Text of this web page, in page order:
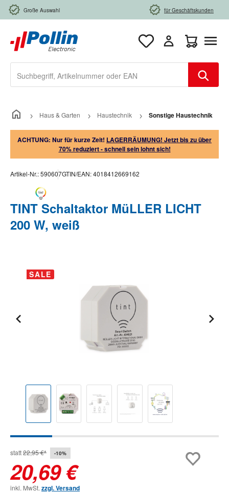
Zum Hauptinhalt springen
Große Auswahl für Geschäftskunden
Haus & Garten Haustechnik Sonstige Haustechnik
ACHTUNG: Nur für kurze Zeit! LAGERRÄUMUNG! Jetzt bis zu über
70% reduziert - schnell sein lohnt sich!
Artikel-Nr.:590607GTIN/EAN:4018412669162
TINT Schaltaktor MüLLER LICHT
200 W, weiß
Bildergalerie überspringen
SALE
statt22,95 €* -10%
20,69 €
inkl. MwSt. zzgl. Versand